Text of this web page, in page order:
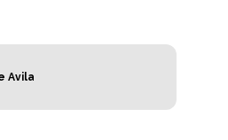
Avila